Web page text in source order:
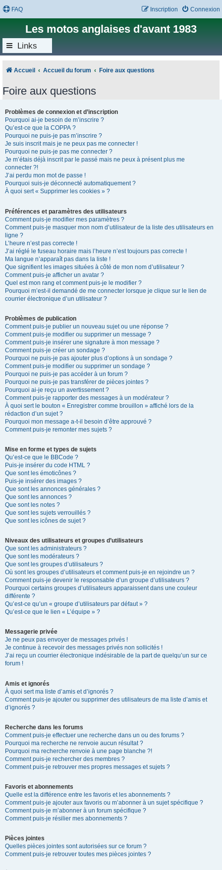
FAQ Connexion
Inscription
Les motos anglaises d'avant 1983
Links
Accueil Accueil du forum Foire aux questions
Foire aux questions
Problèmes de connexion et d’inscription
Pourquoi ai-je besoin de m’inscrire ?
Qu’est-ce que la COPPA ?
Pourquoi ne puis-je pas m’inscrire ?
Je suis inscrit mais je ne peux pas me connecter !
Pourquoi ne puis-je pas me connecter ?
Je m’étais déjà inscrit par le passé mais ne peux à présent plus me
connecter ?!
J’ai perdu mon mot de passe !
Pourquoi suis-je déconnecté automatiquement ?
À quoi sert « Supprimer les cookies » ?
Préférences et paramètres des utilisateurs
Comment puis-je modifier mes paramètres ?
Comment puis-je masquer mon nom d’utilisateur de la liste des utilisateurs en
ligne ?
L’heure n’est pas correcte !
J’ai réglé le fuseau horaire mais l’heure n’est toujours pas correcte !
Ma langue n’apparaît pas dans la liste !
Que signifient les images situées à côté de mon nom d’utilisateur ?
Comment puis-je afficher un avatar ?
Quel est mon rang et comment puis-je le modifier ?
Pourquoi m’est-il demandé de me connecter lorsque je clique sur le lien de
courrier électronique d’un utilisateur ?
Problèmes de publication
Comment puis-je publier un nouveau sujet ou une réponse ?
Comment puis-je modifier ou supprimer un message ?
Comment puis-je insérer une signature à mon message ?
Comment puis-je créer un sondage ?
Pourquoi ne puis-je pas ajouter plus d’options à un sondage ?
Comment puis-je modifier ou supprimer un sondage ?
Pourquoi ne puis-je pas accéder à un forum ?
Pourquoi ne puis-je pas transférer de pièces jointes ?
Pourquoi ai-je reçu un avertissement ?
Comment puis-je rapporter des messages à un modérateur ?
À quoi sert le bouton « Enregistrer comme brouillon » affiché lors de la
rédaction d’un sujet ?
Pourquoi mon message a-t-il besoin d’être approuvé ?
Comment puis-je remonter mes sujets ?
Mise en forme et types de sujets
Qu’est-ce que le BBCode ?
Puis-je insérer du code HTML ?
Que sont les émoticônes ?
Puis-je insérer des images ?
Que sont les annonces générales ?
Que sont les annonces ?
Que sont les notes ?
Que sont les sujets verrouillés ?
Que sont les icônes de sujet ?
Niveaux des utilisateurs et groupes d’utilisateurs
Que sont les administrateurs ?
Que sont les modérateurs ?
Que sont les groupes d’utilisateurs ?
Où sont les groupes d’utilisateurs et comment puis-je en rejoindre un ?
Comment puis-je devenir le responsable d’un groupe d’utilisateurs ?
Pourquoi certains groupes d’utilisateurs apparaissent dans une couleur
différente ?
Qu’est-ce qu’un « groupe d’utilisateurs par défaut » ?
Qu’est-ce que le lien « L’équipe » ?
Messagerie privée
Je ne peux pas envoyer de messages privés !
Je continue à recevoir des messages privés non sollicités !
J’ai reçu un courrier électronique indésirable de la part de quelqu’un sur ce
forum !
Amis et ignorés
À quoi sert ma liste d’amis et d’ignorés ?
Comment puis-je ajouter ou supprimer des utilisateurs de ma liste d’amis et
d’ignorés ?
Recherche dans les forums
Comment puis-je effectuer une recherche dans un ou des forums ?
Pourquoi ma recherche ne renvoie aucun résultat ?
Pourquoi ma recherche renvoie à une page blanche ?!
Comment puis-je rechercher des membres ?
Comment puis-je retrouver mes propres messages et sujets ?
Favoris et abonnements
Quelle est la différence entre les favoris et les abonnements ?
Comment puis-je ajouter aux favoris ou m’abonner à un sujet spécifique ?
Comment puis-je m’abonner à un forum spécifique ?
Comment puis-je résilier mes abonnements ?
Pièces jointes
Quelles pièces jointes sont autorisées sur ce forum ?
Comment puis-je retrouver toutes mes pièces jointes ?